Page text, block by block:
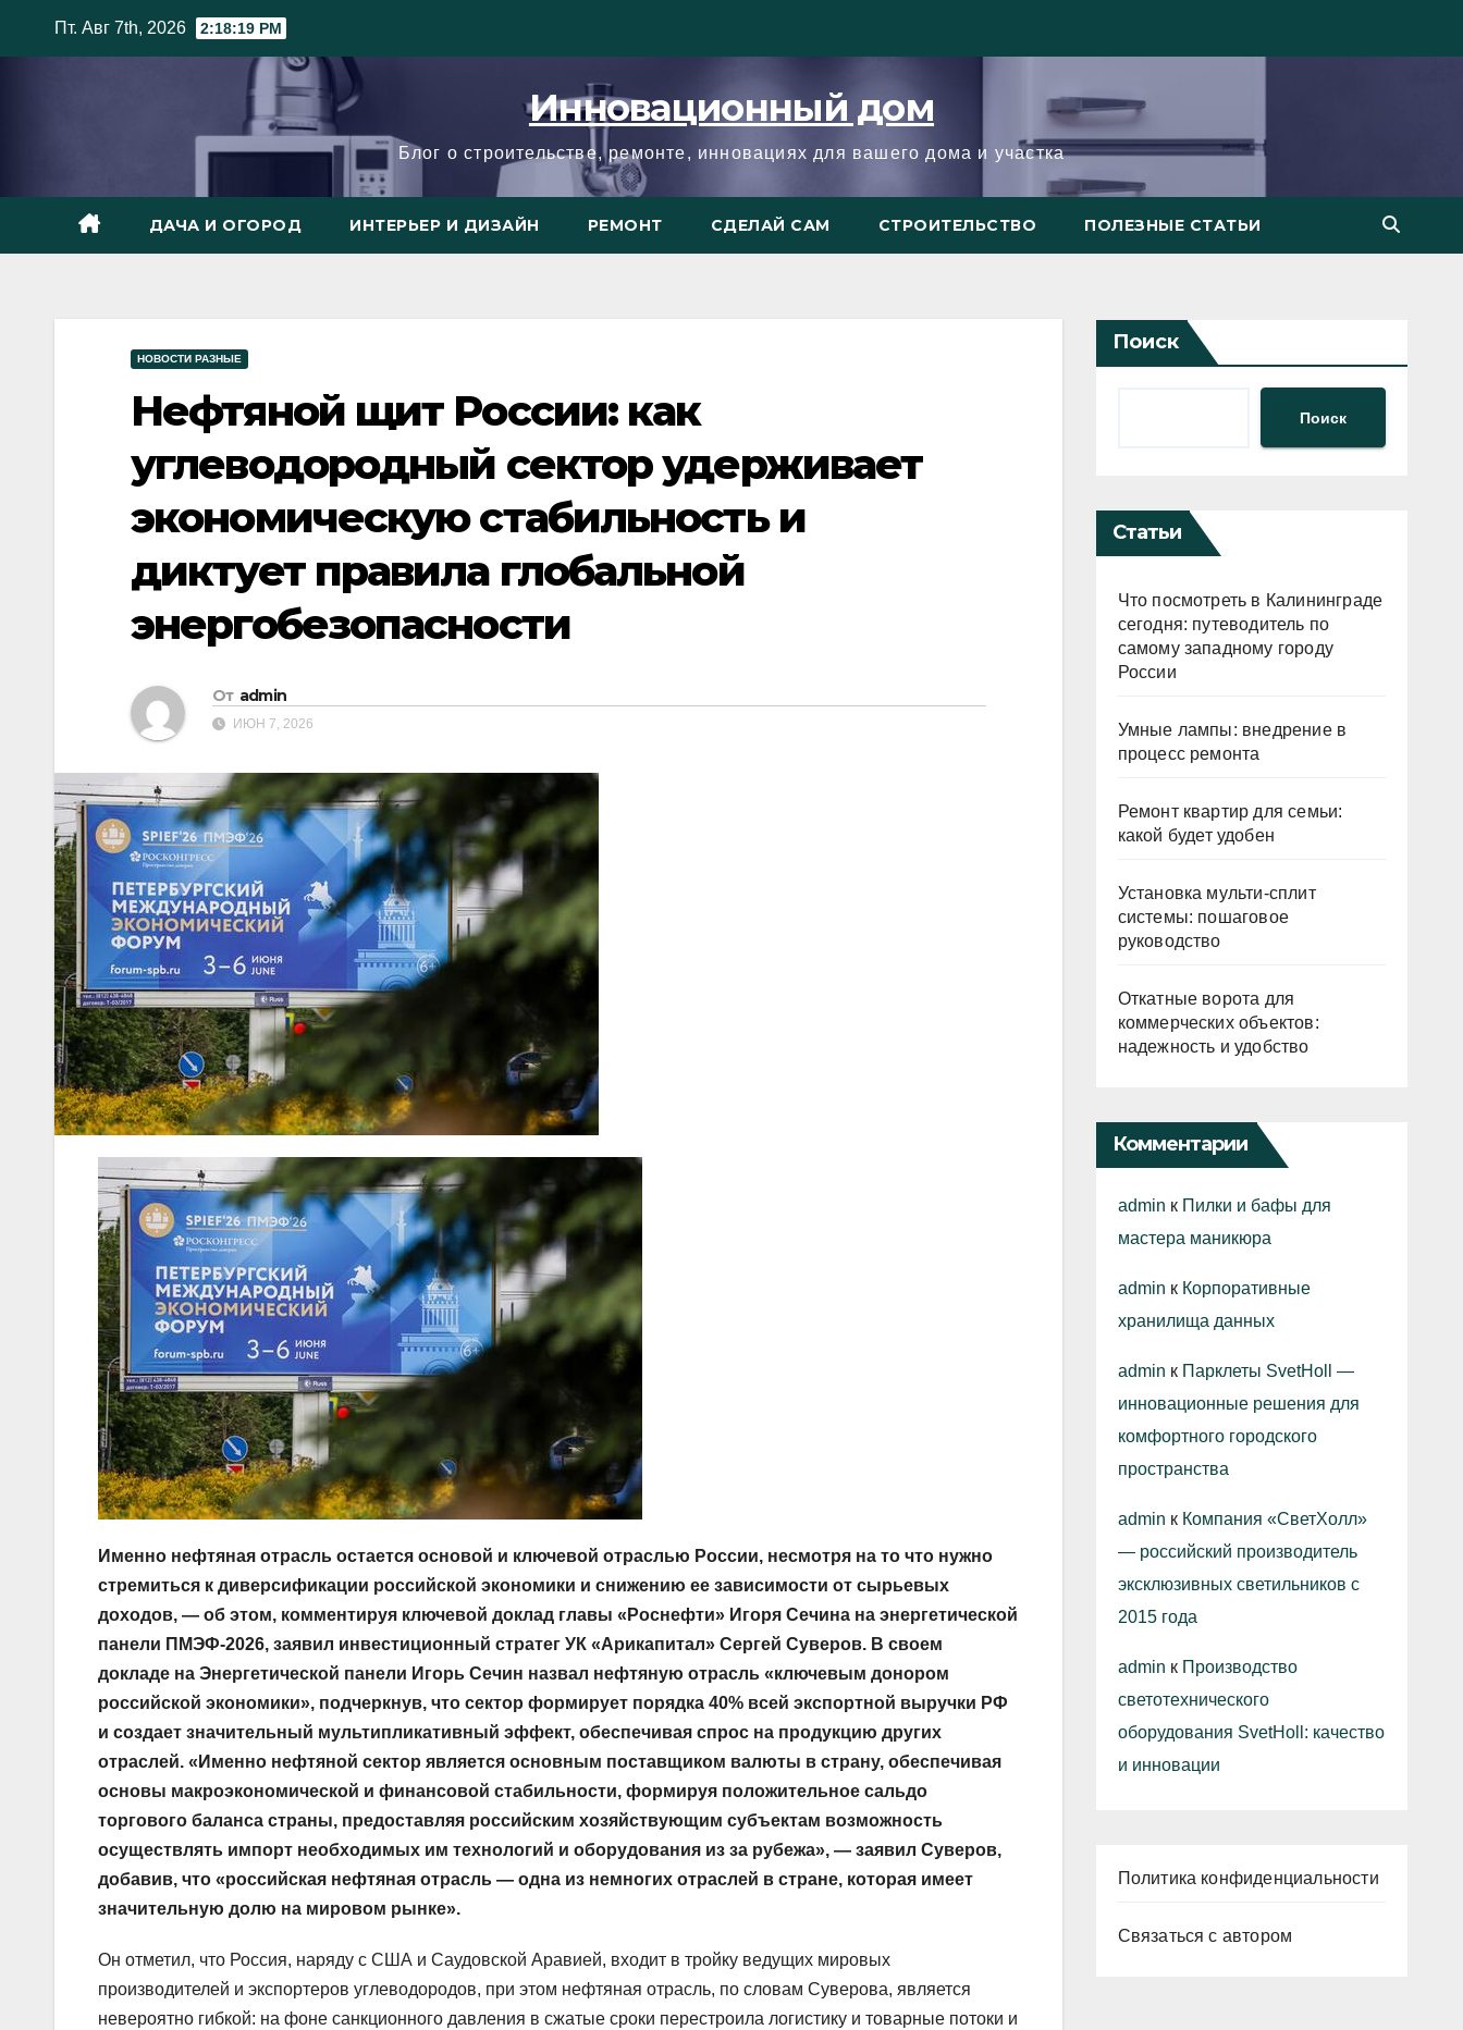
Пт. Авг 7th, 2026 2:18:20 PM
Инновационный дом
Блог о строительстве, ремонте, инновациях для вашего дома и участка
ДАЧА И ОГОРОД ИНТЕРЬЕР И ДИЗАЙН РЕМОНТ СДЕЛАЙ САМ СТРОИТЕЛЬСТВО ПОЛЕЗНЫЕ СТАТЬИ
НОВОСТИ РАЗНЫЕ
Нефтяной щит России: как
углеводородный сектор удерживает
экономическую стабильность и
диктует правила глобальной
энергобезопасности
От admin
ИЮН 7, 2026
Именно нефтяная отрасль остается основой и ключевой отраслью России, несмотря на то что нужно
стремиться к диверсификации российской экономики и снижению ее зависимости от сырьевых
доходов, — об этом, комментируя ключевой доклад главы «Роснефти» Игоря Сечина на энергетической
панели ПМЭФ-2026, заявил инвестиционный стратег УК «Арикапитал» Сергей Суверов. В своем
докладе на Энергетической панели Игорь Сечин назвал нефтяную отрасль «ключевым донором
российской экономики», подчеркнув, что сектор формирует порядка 40% всей экспортной выручки РФ
и создает значительный мультипликативный эффект, обеспечивая спрос на продукцию других
отраслей. «Именно нефтяной сектор является основным поставщиком валюты в страну, обеспечивая
основы макроэкономической и финансовой стабильности, формируя положительное сальдо
торгового баланса страны, предоставляя российским хозяйствующим субъектам возможность
осуществлять импорт необходимых им технологий и оборудования из за рубежа», — заявил Суверов,
добавив, что «российская нефтяная отрасль — одна из немногих отраслей в стране, которая имеет
значительную долю на мировом рынке».
Он отметил, что Россия, наряду с США и Саудовской Аравией, входит в тройку ведущих мировых
производителей и экспортеров углеводородов, при этом нефтяная отрасль, по словам Суверова, является
невероятно гибкой: на фоне санкционного давления в сжатые сроки перестроила логистику и товарные потоки и
Поиск
Поиск
Статьи
Что посмотреть в Калининграде
сегодня: путеводитель по
самому западному городу
России
Умные лампы: внедрение в
процесс ремонта
Ремонт квартир для семьи:
какой будет удобен
Установка мульти-сплит
системы: пошаговое
руководство
Откатные ворота для
коммерческих объектов:
надежность и удобство
Комментарии
admin к Пилки и бафы для
мастера маникюра
admin к Корпоративные
хранилища данных
admin к Парклеты SvetHoll —
инновационные решения для
комфортного городского
пространства
admin к Компания «СветХолл»
— российский производитель
эксклюзивных светильников с
2015 года
admin к Производство
светотехнического
оборудования SvetHoll: качество
и инновации
Политика конфиденциальности
Связаться с автором